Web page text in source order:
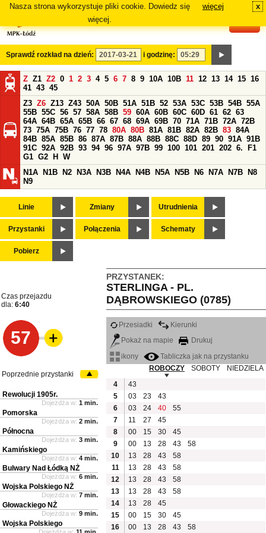
Nasza strona wykorzystuje pliki cookie. Dowiedz się
więcej.
więcej x
Sprawdź rozkład na dzień: i godzinę:
Z Z1 Z2 0 1 2 3 4 5 6 7 8 9 10A 10B 11 12 13 14 15 16
41 43 45
Z3 Z6 Z13 Z43 50A 50B 51A 51B 52 53A 53C 53B 54B 55A
55B 55C 56 57 58A 58B 59 60A 60B 60C 60D 61 62 63
64A 64B 65A 65B 66 67 68 69A 69B 70 71A 71B 72A 72B
73 75A 75B 76 77 78 80A 80B 81A 81B 82A 82B 83 84A
84B 85A 85B 86 87A 87B 88A 88B 88C 88D 89 90 91A 91B
91C 92A 92B 93 94 96 97A 97B 99 100 101 201 202 6.
F1
G1 G2 H
W
N1A
N1B N2 N3A N3B N4A N4B N5A N5B N6 N7A N7B
N8
N9
Linie Zmiany Utrudnienia
Przystanki Połączenia Schematy
Pobierz
PRZYSTANEK:
STERLINGA - PL.
DĄBROWSKIEGO (0785)
Czas przejazdu
dla: 6:40
57
Przesiadki
Kierunki
Pokaż na mapie
Drukuj
ikony
Tabliczka jak na przystanku
ROBOCZY
SOBOTY
NIEDZIELA
4
43
5
03 23
43
6
03 24 40
55
7
11 27
45
8
00 15 30
45
9
00 13 28 43
58
10
13 28 43
58
11
13 28 43
58
12
13 28 43
58
13
13 28 43
58
14
13 28
45
15
00 15 30
45
16
00 13 28 43 58
Poprzednie przystanki
Rewolucji 1905r.
Dojeżdża w: 1 min.
Pomorska
Dojeżdża w: 2 min.
Północna
Dojeżdża w: 3 min.
Kamińskiego
Dojeżdża w: 4 min.
Bulwary Nad Łódką NŻ
Dojeżdża w: 6 min.
Wojska Polskiego NŻ
Dojeżdża w: 7 min.
Głowackiego NŻ
Dojeżdża w: 9 min.
Wojska Polskiego